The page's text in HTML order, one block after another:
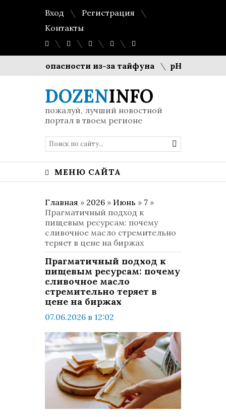
Вход
Регистрация
Контакты
опасности из-за тайфуна pH-баланс 5.5:
DOZENINFO
пожалуй, лучший новостной
портал в твоем регионе
МЕНЮ САЙТА
Главная » 2026 » Июнь » 7 »
Прагматичный подход к
пищевым ресурсам: почему
сливочное масло стремительно
теряет в цене на биржах
Прагматичный подход к
пищевым ресурсам: почему
сливочное масло
стремительно теряет в
цене на биржах
07.06.2026 в 12:02
комментариев: 0
Бизнес